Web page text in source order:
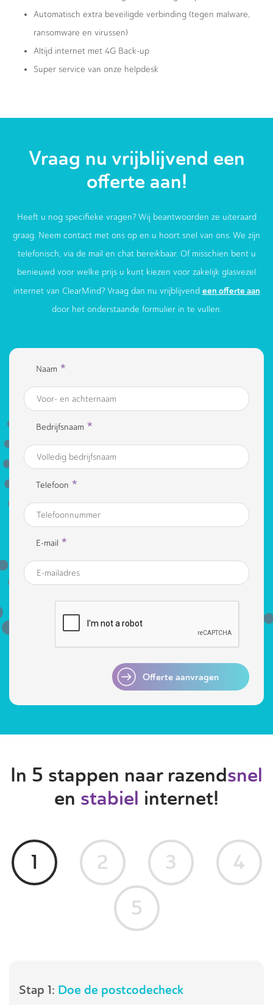
Automatisch extra beveiligde verbinding (tegen malware,
ransomware en virussen)
Altijd internet met 4G Back-up
Super service van onze helpdesk
Vraag nu vrijblijvend een
offerte aan!
Heeft u nog specifieke vragen? Wij beantwoorden ze uiteraard
graag. Neem contact met ons op en u hoort snel van ons. We zijn
telefonisch, via de mail en chat bereikbaar. Of misschien bent u
benieuwd voor welke prijs u kunt kiezen voor zakelijk glasvezel
internet van ClearMind? Vraag dan nu vrijblijvend een offerte aan
door het onderstaande formulier in te vullen.
Naam *
Bedrijfsnaam *
Telefoon *
E-mail *
Offerte aanvragen
In 5 stappen naar razendsnel
en stabiel internet!
1 2 3
4
5
Stap 1: Doe de postcodecheck